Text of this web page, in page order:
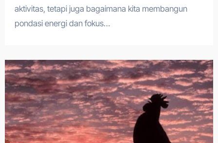
aktivitas, tetapi juga bagaimana kita membangun
pondasi energi dan fokus…